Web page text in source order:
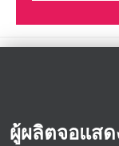
ผู้ผลิตจอแสด